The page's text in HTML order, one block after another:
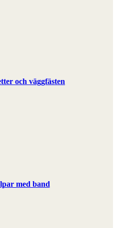
och väggfästen
med band